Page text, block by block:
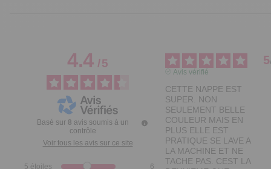
4.4/5
Basé sur 8 avis soumis à un
contrôle
Voir tous les avis sur ce site
5 étoiles
6
5
Avis vérifié
CETTE NAPPE EST
SUPER. NON
SEULEMENT BELLE
COULEUR MAIS EN
PLUS ELLE EST
PRATIQUE SE LAVE A
LA MACHINE ET NE
TACHE PAS. CEST LA